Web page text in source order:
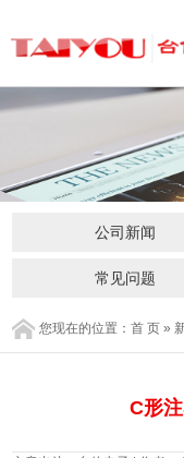
公司新闻
常见问题
您现在的位置：首 页 »
C形